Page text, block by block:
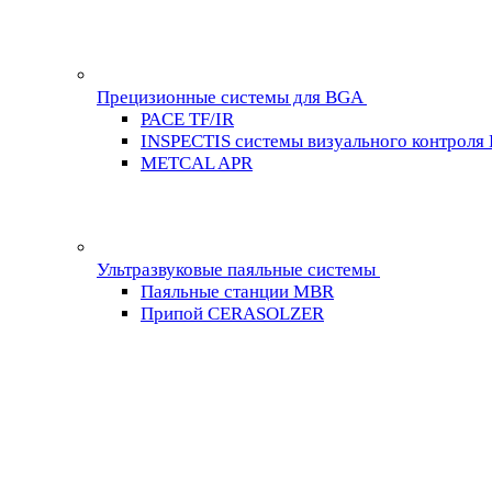
Прецизионные системы для BGA
PACE TF/IR
INSPECTIS системы визуального контроля
METCAL APR
Ультразвуковые паяльные системы
Паяльные станции MBR
Припой CERASOLZER